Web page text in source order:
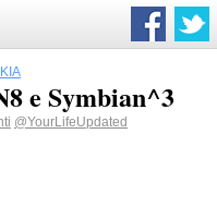
e Symbian^3
@YourLifeUpdated